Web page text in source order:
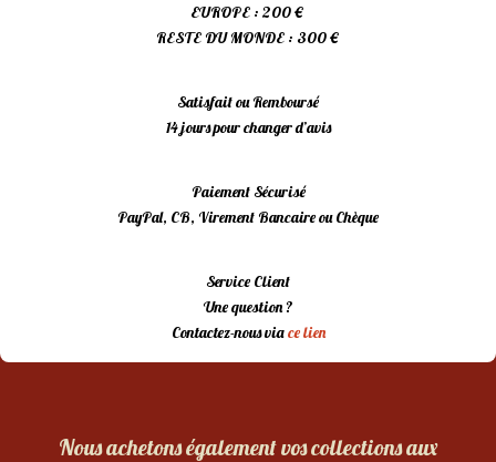
EUROPE : 200 €
RESTE DU MONDE : 300 €
Satisfait ou Remboursé
14 jours pour changer d’avis
Paiement Sécurisé
PayPal, CB, Virement Bancaire ou Chèque
Service Client
Une question ?
Contactez-nous viace lien
Nous achetons également vos collections aux